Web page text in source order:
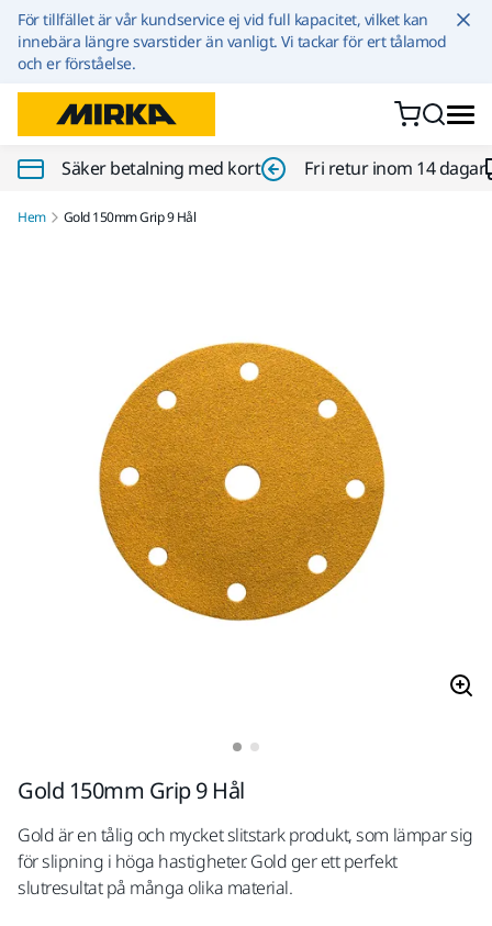
Hoppa till innehållet
För tillfället är vår kundservice ej vid full kapacitet, vilket kan
innebära längre svarstider än vanligt. Vi tackar för ert tålamod
och er förståelse.
Säker betalning med kort Fri retur inom 14 dagar
Hem Gold 150mm Grip 9 Hål
Gold 150mm Grip 9 Hål
Gold är en tålig och mycket slitstark produkt, som lämpar sig
för slipning i höga hastigheter. Gold ger ett perfekt
slutresultat på många olika material.